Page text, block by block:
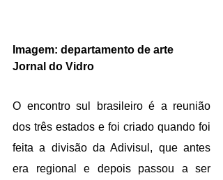
Imagem: departamento de arte
Jornal do Vidro
O encontro sul brasileiro é a reunião
dos três estados e foi criado quando foi
feita a divisão da Adivisul, que antes
era regional e depois passou a ser